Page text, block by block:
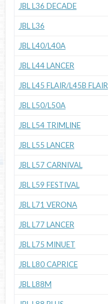
JBL L36 DECADE
JBL L36
JBL L40/L40A
JBL L44 LANCER
JBL L45 FLAIR/L45B FLAIR
JBL L50/L50A
JBL L54 TRIMLINE
JBL L55 LANCER
JBL L57 CARNIVAL
JBL L59 FESTIVAL
JBL L71 VERONA
JBL L77 LANCER
JBL L75 MINUET
JBL L80 CAPRICE
JBL L88M